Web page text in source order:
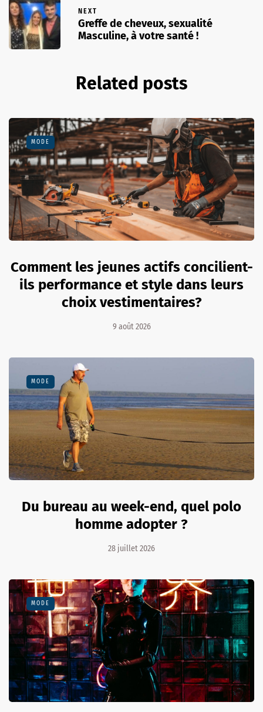
NEXT
Greffe de cheveux, sexualité
Masculine, à votre santé !
Related posts
MODE
Comment les jeunes actifs concilient-
ils performance et style dans leurs
choix vestimentaires?
9 août 2026
MODE
Du bureau au week-end, quel polo
homme adopter ?
28 juillet 2026
MODE